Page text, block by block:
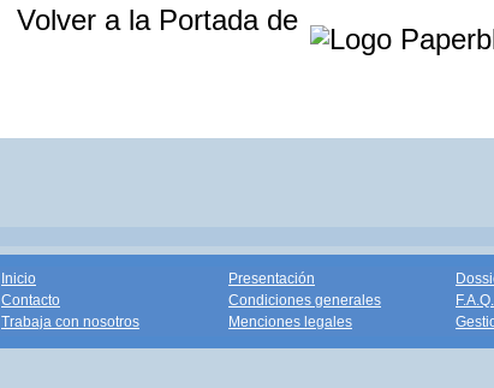
Volver a la Portada de
Inicio
Contacto
Trabaja con nosotros
Presentación
Condiciones generales
Menciones legales
F.A.Q.